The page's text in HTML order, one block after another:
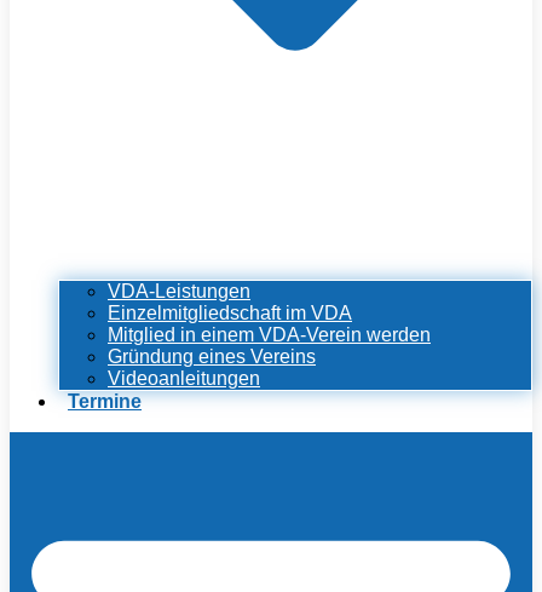
VDA-Leistungen
Einzelmitgliedschaft im VDA
Mitglied in einem VDA-Verein werden
Gründung eines Vereins
Videoanleitungen
Termine